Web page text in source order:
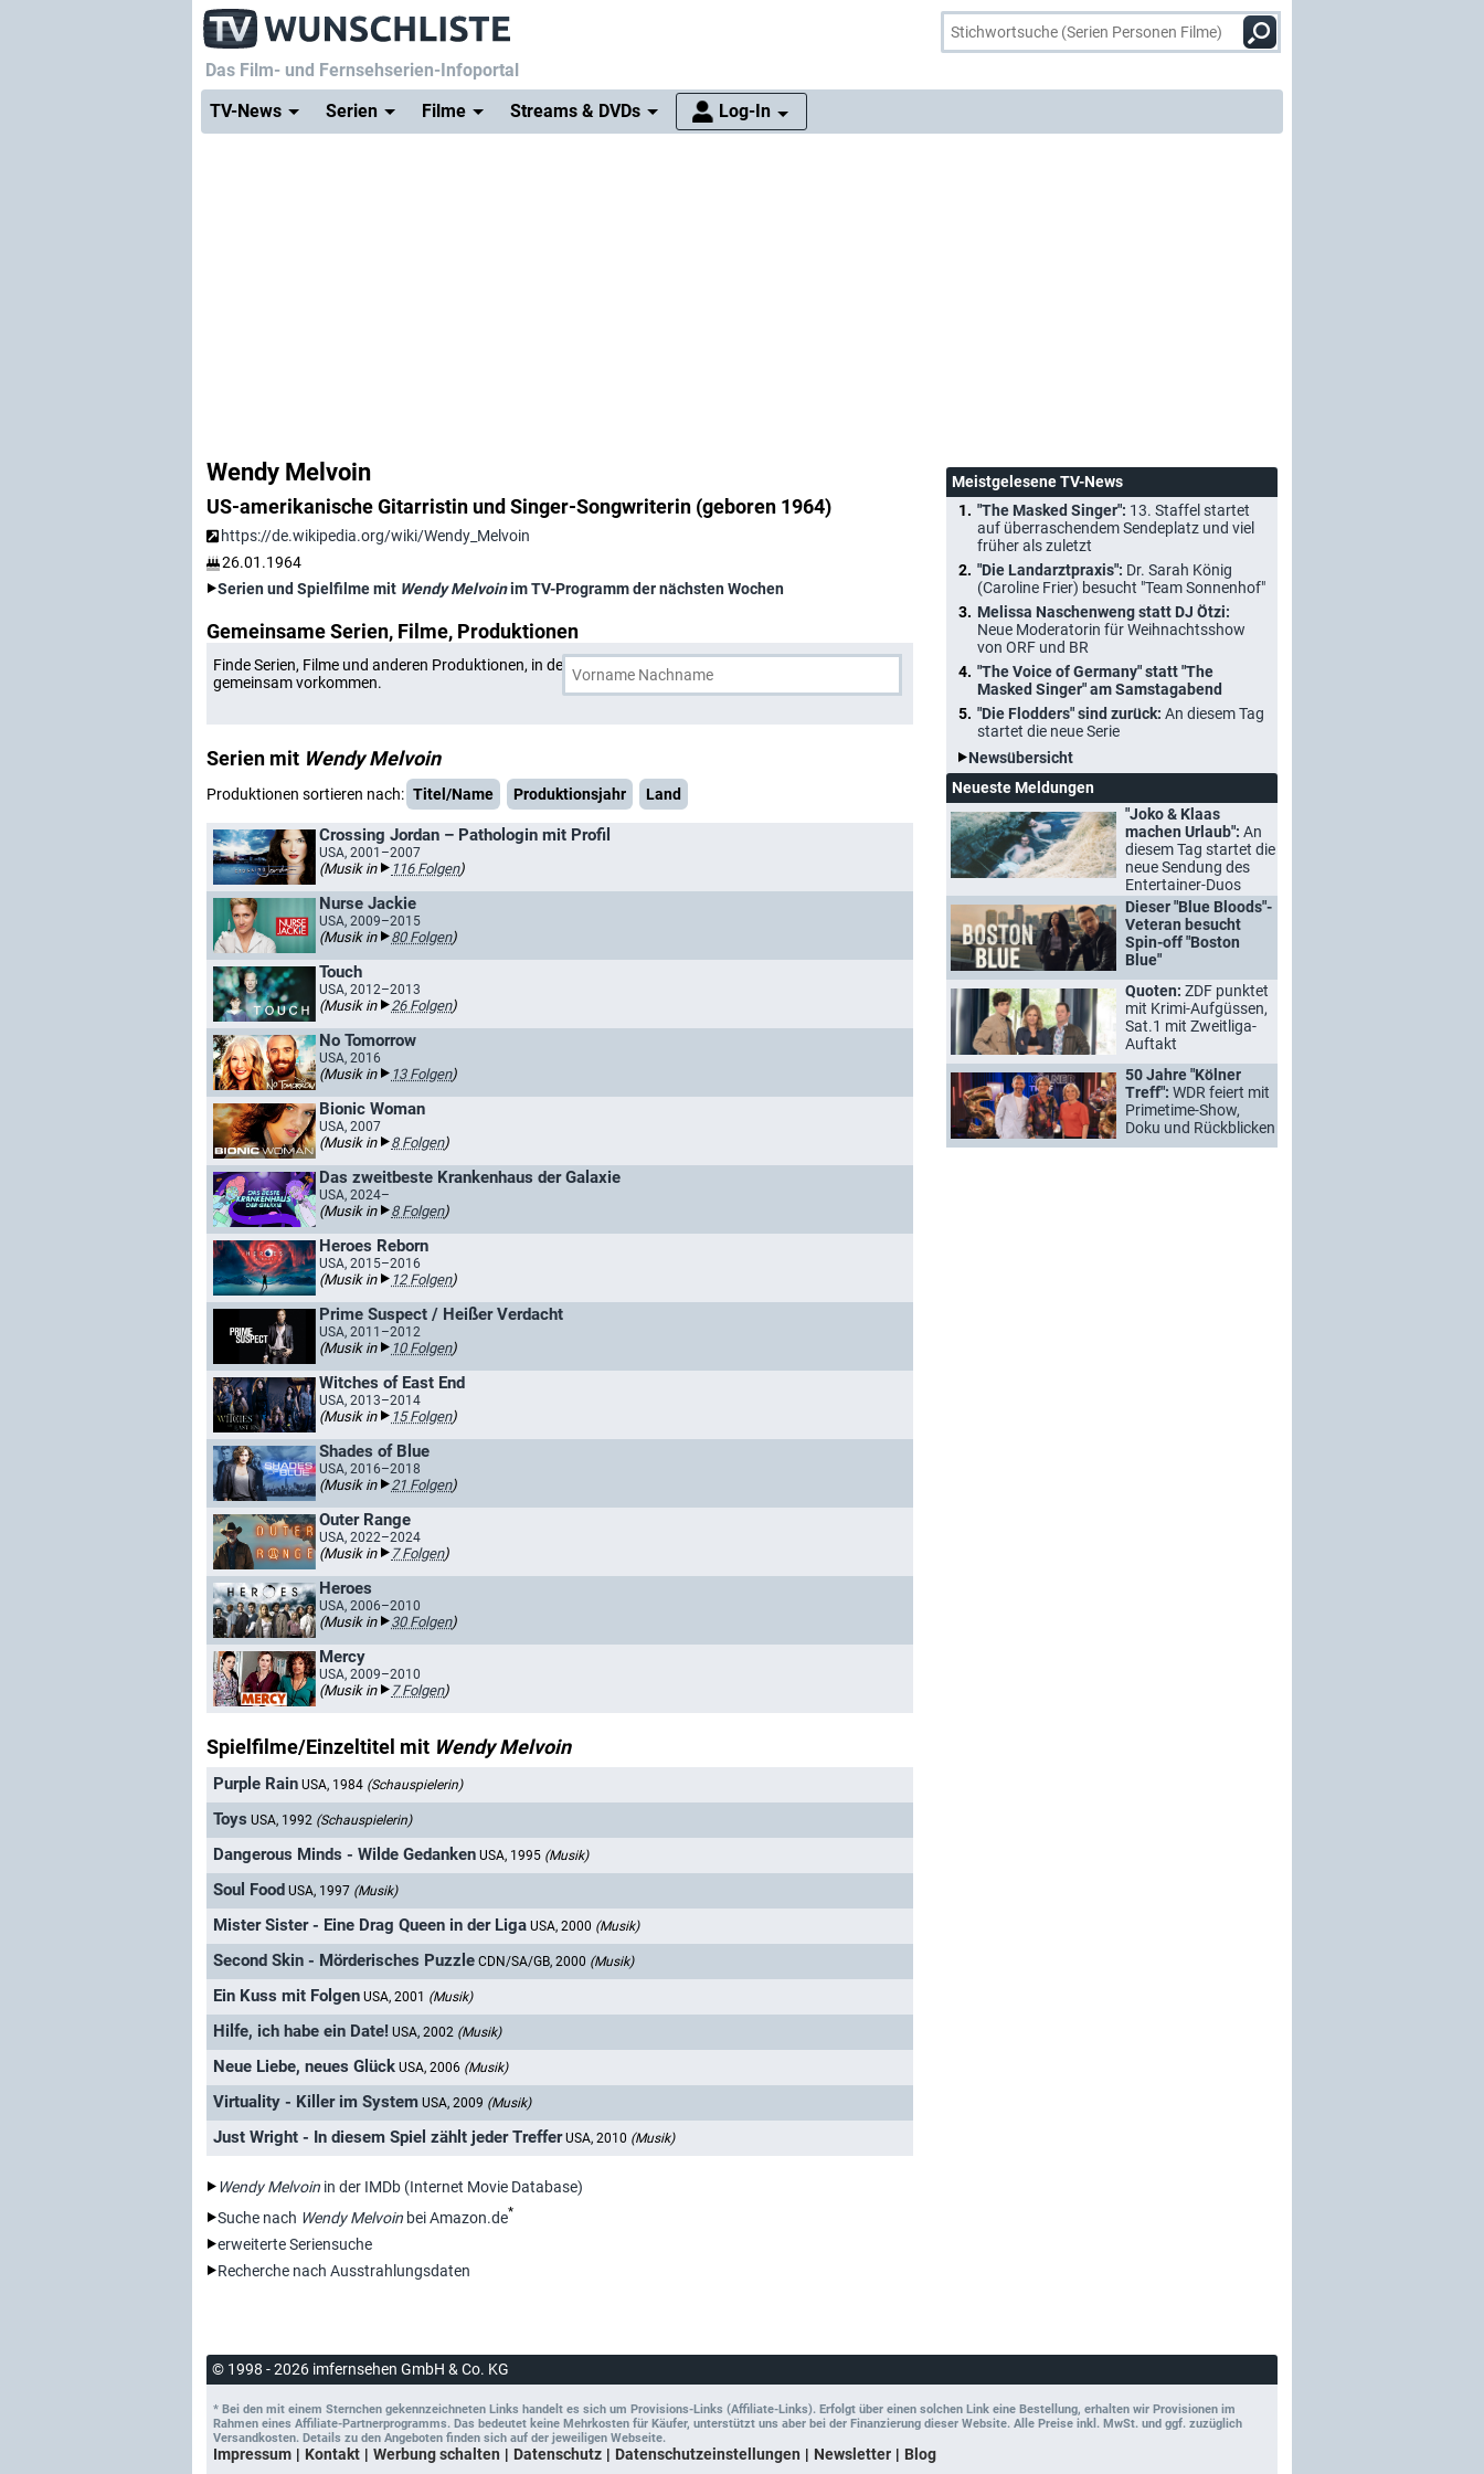
Das Film- und Fernsehserien-Infoportal
TV-News
Serien Filme Streams & DVDs Log-In
Wendy Melvoin
US-amerikanische Gitarristin und Singer-Songwriterin (geboren 1964)
https://de.wikipedia.org/wiki/Wendy_Melvoin
26.01.1964
Serien und Spielfilme mit Wendy Melvoinim TV-Programm der nächsten Wochen
Gemeinsame Serien, Filme, Produktionen
Finde Serien, Filme und anderen Produktionen, in denen Wendy Melvoin
gemeinsam vorkommen.
Serien mit Wendy Melvoin
Produktionen sortieren nach: Titel/Name Produktionsjahr Land
Crossing Jordan – Pathologin mit Profil
USA, 2001–2007
(Musik in 116 Folgen)
Nurse Jackie
USA, 2009–2015
(Musik in 80 Folgen)
Touch
USA, 2012–2013
(Musik in 26 Folgen)
No Tomorrow
USA, 2016
(Musik in 13 Folgen)
Bionic Woman
USA, 2007
(Musik in 8 Folgen)
Das zweitbeste Krankenhaus der Galaxie
USA, 2024–
(Musik in 8 Folgen)
Heroes Reborn
USA, 2015–2016
(Musik in 12 Folgen)
Prime Suspect / Heißer Verdacht
USA, 2011–2012
(Musik in 10 Folgen)
Witches of East End
USA, 2013–2014
(Musik in 15 Folgen)
Shades of Blue
USA, 2016–2018
(Musik in 21 Folgen)
Outer Range
USA, 2022–2024
(Musik in 7 Folgen)
Heroes
USA, 2006–2010
(Musik in 30 Folgen)
Mercy
USA, 2009–2010
(Musik in 7 Folgen)
Spielfilme/Einzeltitel mit Wendy Melvoin
Purple Rain USA, 1984 (Schauspielerin)
Toys USA, 1992 (Schauspielerin)
Dangerous Minds - Wilde Gedanken USA, 1995 (Musik)
Soul Food USA, 1997 (Musik)
Mister Sister - Eine Drag Queen in der Liga USA, 2000 (Musik)
Second Skin - Mörderisches Puzzle CDN/SA/GB, 2000 (Musik)
Ein Kuss mit Folgen USA, 2001 (Musik)
Hilfe, ich habe ein Date! USA, 2002 (Musik)
Neue Liebe, neues Glück USA, 2006 (Musik)
Virtuality - Killer im System USA, 2009 (Musik)
Just Wright - In diesem Spiel zählt jeder Treffer USA, 2010 (Musik)
Wendy Melvoin in der IMDb (Internet Movie Database)
Suche nach Wendy Melvoin bei Amazon.de*
erweiterte Seriensuche
Recherche nach Ausstrahlungsdaten
Meistgelesene TV-News
"The Masked Singer": 13. Staffel startet
auf überraschendem Sendeplatz und viel
früher als zuletzt
"Die Landarztpraxis": Dr. Sarah König
(Caroline Frier) besucht "Team Sonnenhof"
Melissa Naschenweng statt DJ Ötzi:
Neue Moderatorin für Weihnachtsshow
von ORF und BR
"The Voice of Germany" statt "The
Masked Singer" am Samstagabend
"Die Flodders" sind zurück: An diesem Tag
startet die neue Serie
Newsübersicht
Neueste Meldungen
"Joko & Klaas
machen Urlaub": An
diesem Tag startet die
neue Sendung des
Entertainer-Duos
Dieser "Blue Bloods"-
Veteran besucht
Spin-off "Boston
Blue"
Quoten: ZDF punktet
mit Krimi-Aufgüssen,
Sat.1 mit Zweitliga-
Auftakt
50 Jahre "Kölner
Treff": WDR feiert mit
Primetime-Show,
Doku und Rückblicken
© 1998 - 2026 imfernsehen GmbH & Co. KG
* Bei den mit einem Sternchen gekennzeichneten Links handelt es sich um Provisions-Links (Affiliate-Links). Erfolgt über einen solchen Link eine Bestellung, erhalten wir Provisionen im
Rahmen eines Affiliate-Partnerprogramms. Das bedeutet keine Mehrkosten für Käufer, unterstützt uns aber bei der Finanzierung dieser Website. Alle Preise inkl. MwSt. und ggf. zuzüglich
Versandkosten. Details zu den Angeboten finden sich auf der jeweiligen Webseite.
Impressum Kontakt Werbung schalten Datenschutz Datenschutzeinstellungen Newsletter Blog